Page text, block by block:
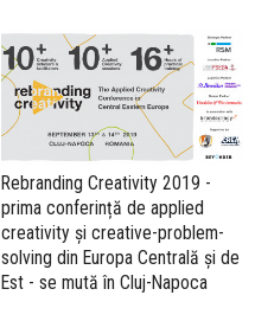
Rebranding Creativity 2019 -
prima conferință de applied
creativity și creative-problem-
solving din Europa Centrală și de
Est - se mută în Cluj-Napoca